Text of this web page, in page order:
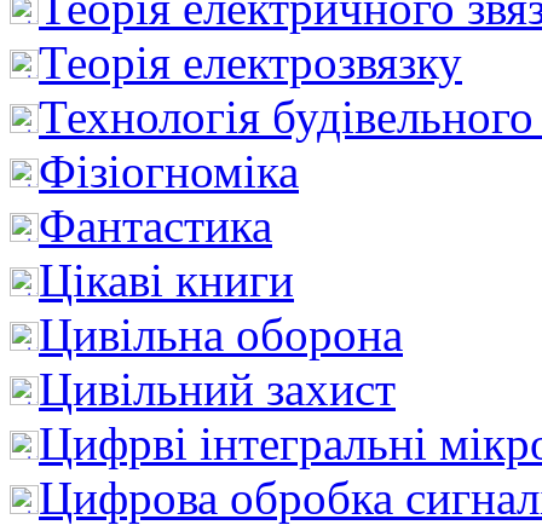
Теорія електрозвязку
Технологія
Фізіогноміка
Фантастика
Цікаві книги
Цивільна оборона
Цивільний захист
Цифрві інтегральні
Цифрова обробка